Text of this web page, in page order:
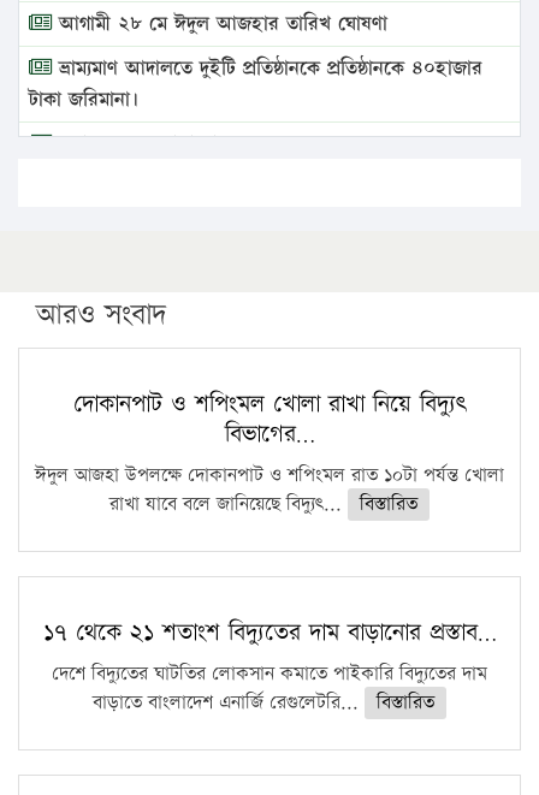
আগামী ২৮ মে ঈদুল আজহার তারিখ ঘোষণা
ভ্রাম্যমাণ আদালতে দুইটি প্রতিষ্ঠানকে প্রতিষ্ঠানকে ৪০হাজার
টাকা জরিমানা।
এবার লঞ্চের ভাড়া বাড়ল
পিএইচডি করছেন কুয়েটের কৃতি…
সারা দেশে বজ্রাঘাতে ১৪ জনের প্রাণহানি
কঠোর হচ্ছে এসএসসি ও এইচএসসি পরীক্ষা
ফরিদগঞ্জে আগুনে পুড়লো ৬ ব্যবসা প্রতিষ্ঠান
আরও সংবাদ
দোকানপাট ও শপিংমল খোলা রাখা নিয়ে বিদ্যুৎ
বিভাগের…
ঈদুল আজহা উপলক্ষে দোকানপাট ও শপিংমল রাত ১০টা পর্যন্ত খোলা
রাখা যাবে বলে জানিয়েছে বিদ্যুৎ...
বিস্তারিত
১৭ থেকে ২১ শতাংশ বিদ্যুতের দাম বাড়ানোর প্রস্তাব…
দেশে বিদ্যুতের ঘাটতির লোকসান কমাতে পাইকারি বিদ্যুতের দাম
বাড়াতে বাংলাদেশ এনার্জি রেগুলেটরি...
বিস্তারিত